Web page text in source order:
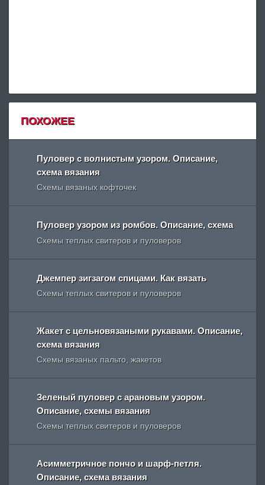
ПОХОЖЕЕ
Пуловер с волнистым узором. Описание,
схема вязания
Схемы вязаных кофточек
Пуловер узором из ромбов. Описание, схема
Схемы теплых свитеров и пуловеров
Джемпер зигзагом спицами. Как вязать
Схемы теплых свитеров и пуловеров
Жакет с цельновязаными рукавами. Описание,
схема вязания
Схемы вязаных пальто, жакетов
Зеленый пуловер с арановым узором.
Описание, схемы вязания
Схемы теплых свитеров и пуловеров
Асимметричное пончо и шарф-петля.
Описание, схема вязания